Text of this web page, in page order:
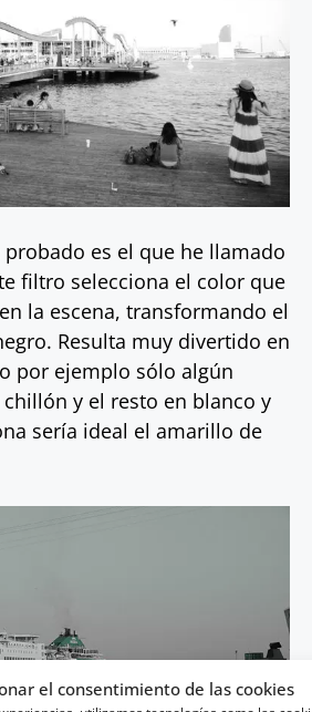
el consentimiento de las cookies
es el que he llamado
filtro selecciona el color que
la escena, transformando el
Resulta muy divertido en
por ejemplo sólo algún
y el resto en blanco y
sería ideal el amarillo de